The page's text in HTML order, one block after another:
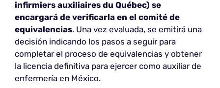
infirmiers auxiliaires du Québec) se
encargará de verificarla en el comité de
equivalencias. Una vez evaluada, se emitirá una
decisión indicando los pasos a seguir para
completar el proceso de equivalencias y obtener
la licencia definitiva para ejercer como auxiliar de
enfermería en México.